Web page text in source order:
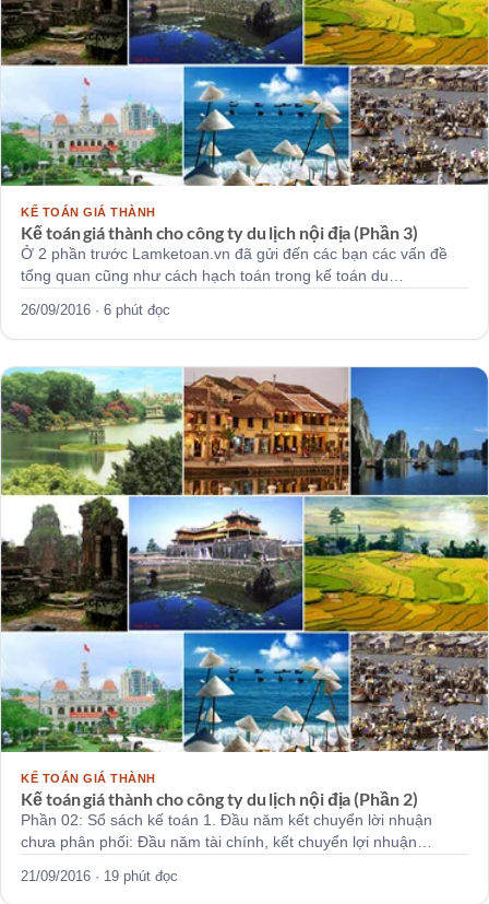
KẾ TOÁN GIÁ THÀNH
Kế toán giá thành cho công ty du lịch nội địa (Phần 3)
Ở 2 phần trước Lamketoan.vn đã gửi đến các bạn các vấn đề
tổng quan cũng như cách hạch toán trong kế toán du…
26/09/2016 · 6 phút đọc
KẾ TOÁN GIÁ THÀNH
Kế toán giá thành cho công ty du lịch nội địa (Phần 2)
Phần 02: Sổ sách kế toán 1. Đầu năm kết chuyển lời nhuận
chưa phân phối: Đầu năm tài chính, kết chuyển lợi nhuận…
21/09/2016 · 19 phút đọc